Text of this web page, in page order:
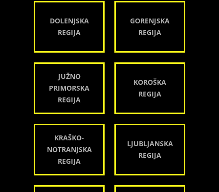
DOLENJSKA
REGIJA
GORENJSKA
REGIJA
JUŽNO
PRIMORSKA
REGIJA
KOROŠKA
REGIJA
KRAŠKO-
NOTRANJSKA
REGIJA
LJUBLJANSKA
REGIJA